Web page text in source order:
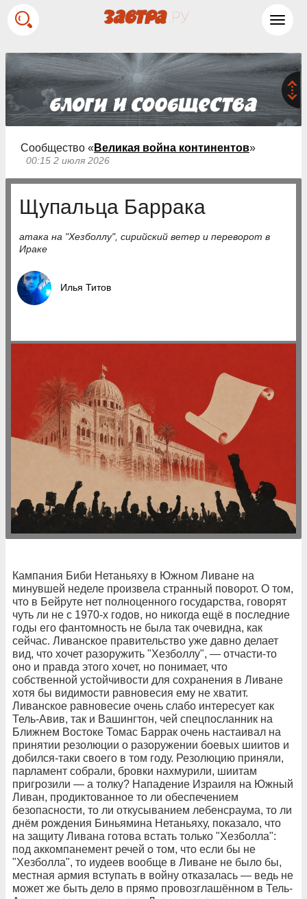
Сообщество « Великая война континентов»
00:15 2 июля 2026
Щупальца Баррака
атака на "Хезболлу", сирийский ветер и переворот в
Ираке
Илья Титов
Кампания Биби Нетаньяху в Южном Ливане на
минувшей неделе произвела странный поворот. О том,
что в Бейруте нет полноценного государства, говорят
чуть ли не с 1970-х годов, но никогда ещё в последние
годы его фантомность не была так очевидна, как
сейчас. Ливанское правительство уже давно делает
вид, что хочет разоружить "Хезболлу", — отчасти-то
оно и правда этого хочет, но понимает, что
собственной устойчивости для сохранения в Ливане
хотя бы видимости равновесия ему не хватит.
Ливанское равновесие очень слабо интересует как
Тель-Авив, так и Вашингтон, чей спецпосланник на
Ближнем Востоке Томас Баррак очень настаивал на
принятии резолюции о разоружении боевых шиитов и
добился-таки своего в том году. Резолюцию приняли,
парламент собрали, бровки нахмурили, шиитам
пригрозили — а толку? Нападение Израиля на Южный
Ливан, продиктованное то ли обеспечением
безопасности, то ли откусыванием лебенсраума, то ли
днём рождения Биньямина Нетаньяху, показало, что
на защиту Ливана готова встать только "Хезболла":
под аккомпанемент речей о том, что если бы не
"Хезболла", то иудеев вообще в Ливане не было бы,
местная армия вступать в войну отказалась — ведь не
может же быть дело в прямо провозглашённом в Тель-